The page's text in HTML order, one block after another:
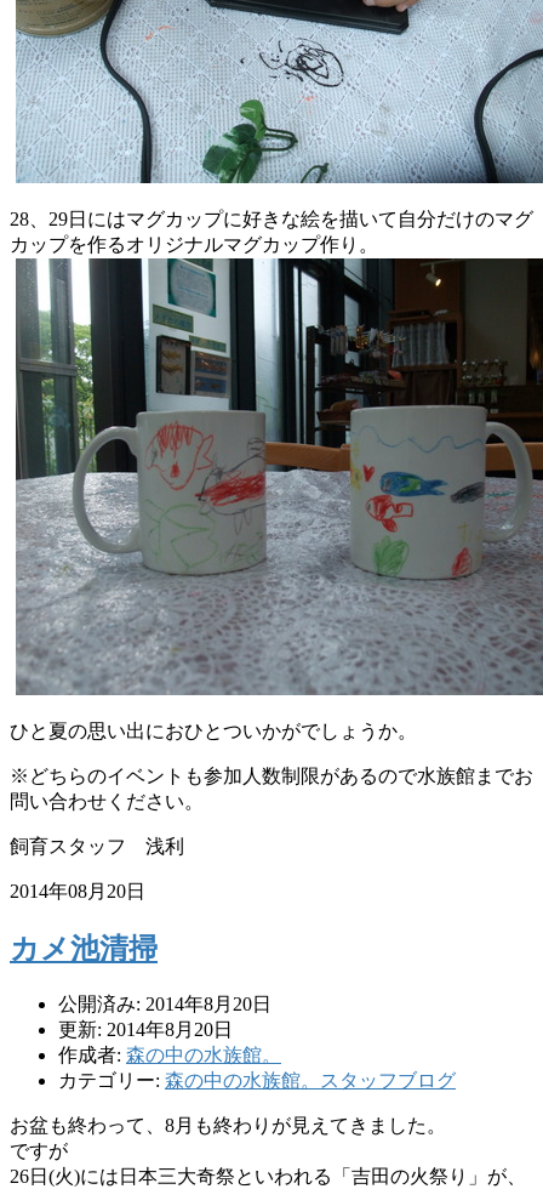
28、 29日にはマグカップに好きな絵を描いて自分だけのマグ
カップを作るオリジナルマグカップ作り。
ひと夏の思い出におひとついかがでしょうか。
※ どちらのイベントも参加人数制限があるので水族館までお
問い合わせください。
飼育スタッフ 浅利
2014年08月20日
カメ池清掃
公開済み: 2014年8月20日
更新: 2014年8月20日
作成者: 森の中の水族館。
カテゴリー: 森の中の水族館。スタッフブログ
お盆も終わって、8月も終わりが見えてきました。
ですが
26日(火)には日本三大奇祭といわれる「吉田の火祭り」が、